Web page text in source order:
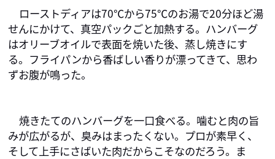
ローストディアは70℃から75℃のお湯で20分ほど湯
せんにかけて、真空パックごと加熱する。ハンバーグ
はオリーブオイルで表面を焼いた後、蒸し焼きにす
る。フライパンから香ばしい香りが漂ってきて、思わ
ずお腹が鳴った。
焼きたてのハンバーグを一口食べる。噛むと肉の旨
みが広がるが、臭みはまったくない。プロが素早く、
そして上手にさばいた肉だからこそなのだろう。ま